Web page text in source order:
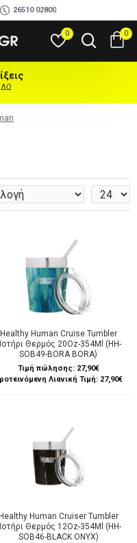
26510 02800
0 0
Healthy Human Cruise Tumbler
Θερμός 20Oz-354Ml (HH-
SOB49-BORA BORA)
Τιμή πώλησης: 27,90€
Λιανική Τιμή: 27,90€
Healthy Human Cruiser Tumbler
Θερμός 12Oz-354Ml (HH-
SOB46-BLACK ONYX)